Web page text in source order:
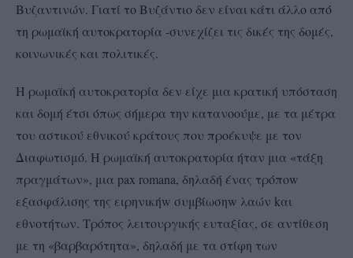
Βυζαντινών. Γιατί το Βυζάντιο δεν είναι κάτι άλλο από
τη ρωμαϊκή αυτοκρατορία -συνεχίζει τις δικές της δομές,
κοινωνικές και πολιτικές.
Η ρωμαϊκή αυτοκρατορία δεν είχε μια κρατική υπόσταση
και δομή έτσι όπως σήμερα την κατανοούμε, με τα μέτρα
του αστικού εθνικού κράτους που προέκυψε με τον
Διαφωτισμό. Η ρωμαϊκή αυτοκρατορία ήταν μια «τάξη
πραγμάτων», μια pax romana, δηλαδή ένας τρόποw
εξασφάλισης της ειρηνικήw συμβίωσηw λαών kαι
εθνοτήτων. Τρόπος λειτουργικής ευταξίας, σε αντίθεση
με τη «βαρβαρότητα», δηλαδή με τα στίφη των